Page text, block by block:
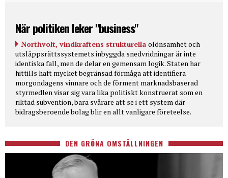
När politiken leker "business"
Northvolt, vindkraftens strukturella olönsamhet och
utsläppsrättssystemets inbyggda snedvridningar är inte
identiska fall, men de delar en gemensam logik. Staten har
hittills haft mycket begränsad förmåga att identifiera
morgondagens vinnare och de förment marknadsbaserad
styrmedlen visar sig vara lika politiskt konstruerat som en
riktad subvention, bara svårare att se i ett system där
bidragsberoende bolag blir en allt vanligare företeelse.
DEN GRÖNA OMSTÄLLNINGEN